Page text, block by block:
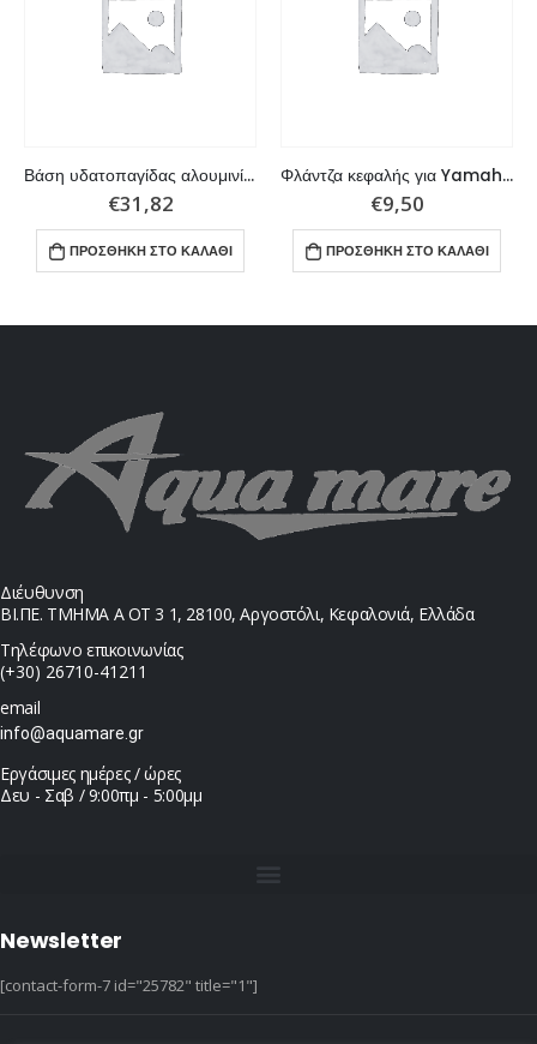
Βάση υδατοπαγίδας αλουμινίου
€31,82
ΠΡΟΣΘΉΚΗ ΣΤΟ ΚΑΛΆΘΙ
Φλάντζα κεφαλής για Yamaha / Parsun
€9,50
ΠΡΟΣΘΉΚΗ ΣΤΟ ΚΑΛΆΘΙ
Διέυθυνση
ΒΙ.ΠΕ. ΤΜΗΜΑ Α ΟΤ 3 1, 28100, Αργοστόλι, Κεφαλονιά, Ελλάδα
Τηλέφωνο επικοινωνίας
(+30) 26710-41211
email
info@aquamare.gr
Εργάσιμες ημέρες / ώρες
Δευ - Σαβ / 9:00πμ - 5:00μμ
Newsletter
[contact-form-7 id="25782" title="1"]